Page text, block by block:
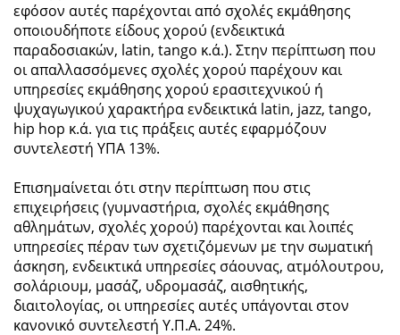
εφόσον αυτές παρέχονται από σχολές εκμάθησης
οποιουδήποτε είδους χορού (ενδεικτικά
παραδοσιακών, latin, tango κ.ά.). Στην περίπτωση που
οι απαλλασσόμενες σχολές χορού παρέχουν και
υπηρεσίες εκμάθησης χορού ερασιτεχνικού ή
ψυχαγωγικού χαρακτήρα ενδεικτικά latin, jazz, tango,
hip hop κ.ά. για τις πράξεις αυτές εφαρμόζουν
συντελεστή ΥΠΑ 13%.
Επισημαίνεται ότι στην περίπτωση που στις
επιχειρήσεις (γυμναστήρια, σχολές εκμάθησης
αθλημάτων, σχολές χορού) παρέχονται και λοιπές
υπηρεσίες πέραν των σχετιζόμενων με την σωματική
άσκηση, ενδεικτικά υπηρεσίες σάουνας, ατμόλουτρου,
σολάριουμ, μασάζ, υδρομασάζ, αισθητικής,
διαιτολογίας, οι υπηρεσίες αυτές υπάγονται στον
κανονικό συντελεστή Υ.Π.Α. 24%.